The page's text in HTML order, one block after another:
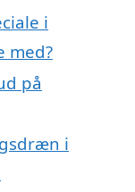
i
med?
på
i